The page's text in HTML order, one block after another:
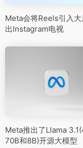
Meta会将Reels引入大
出Instagram电视
Meta推出了Llama
70B和8B)开源大模型